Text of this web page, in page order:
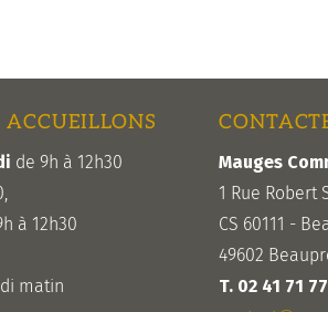
de 9h à 12h30
à 12h30
matin
Mauges
1 Rue Robert
CS 60111 -
49602
T. 02 41 71